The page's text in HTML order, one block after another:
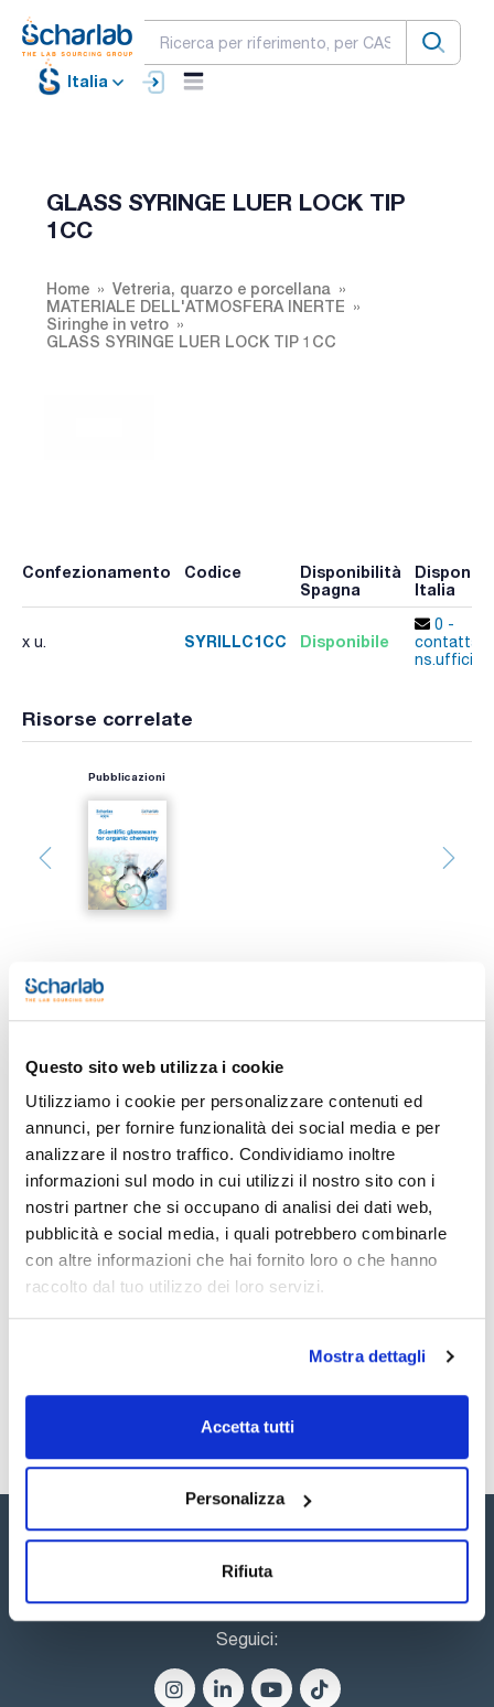
Questo sito web utilizza i cookie
Utilizziamo i cookie per personalizzare contenuti ed
annunci, per fornire funzionalità dei social media e per
analizzare il nostro traffico. Condividiamo inoltre
informazioni sul modo in cui utilizzi il nostro sito con i
nostri partner che si occupano di analisi dei dati web,
pubblicità e social media, i quali potrebbero combinarle
con altre informazioni che hai fornito loro o che hanno
raccolto dal tuo utilizzo dei loro servizi.
Mostra dettagli
Accetta tutti
Personalizza
Rifiuta
Italia
GLASS SYRINGE LUER LOCK TIP
1CC
Home
Vetreria, quarzo e porcellana
MATERIALE DELL'ATMOSFERA INERTE
Siringhe in vetro
GLASS SYRINGE LUER LOCK TIP 1CC
Confezionamento Codice
Disponibilità
Spagna
Italia
x u. SYRILLC1CC Disponibile
0 -
contatta i
ns.uffici
Risorse correlate
Pubblicazioni
Stampa pagina prodotto
Pack (u.) : 1
Siringhe in vetro neutro con anello ambrato sul pistone.
Autoclavabili. Confezione individuale.
Vedi di più
Documentazione tecnica
TDS / Scheda tecnica
COA
SDS / Scheda di
Seguici: